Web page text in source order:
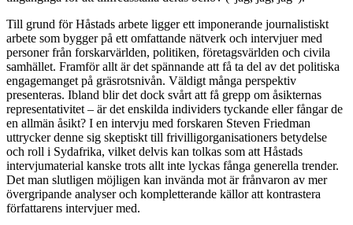
Till grund för Håstads arbete ligger ett imponerande journalistiskt
arbete som bygger på ett omfattande nätverk och intervjuer med
personer från forskarvärlden, politiken, företagsvärlden och civila
samhället. Framför allt är det spännande att få ta del av det politiska
engagemanget på gräsrotsnivån. Väldigt många perspektiv
presenteras. Ibland blir det dock svårt att få grepp om åsikternas
representativitet – är det enskilda individers tyckande eller fångar de
en allmän åsikt? I en intervju med forskaren Steven Friedman
uttrycker denne sig skeptiskt till frivilligorganisationers betydelse
och roll i Sydafrika, vilket delvis kan tolkas som att Håstads
intervjumaterial kanske trots allt inte lyckas fånga generella trender.
Det man slutligen möjligen kan invända mot är frånvaron av mer
övergripande analyser och kompletterande källor att kontrastera
författarens intervjuer med.